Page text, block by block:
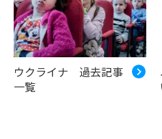
ウクライナ 過去記事
一覧